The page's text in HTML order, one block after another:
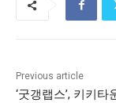
Previous article
‘굿갱랩스’, 키키타